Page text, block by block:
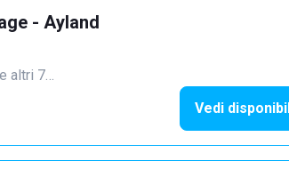
- Ayland
e altri 7…
Vedi